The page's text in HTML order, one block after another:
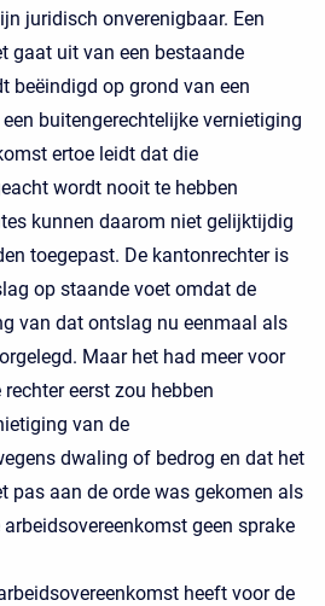
juridisch onverenigbaar. Een
gaat uit van een bestaande
beëindigd op grond van een
buitengerechtelijke vernietiging
ertoe leidt dat die
wordt nooit te hebben
kunnen daarom niet gelijktijdig
toegepast. De kantonrechter is
op staande voet omdat de
van dat ontslag nu eenmaal als
Maar het had meer voor
eerst zou hebben
van de
dwaling of bedrog en dat het
pas aan de orde was gekomen als
geen sprake
heeft voor de